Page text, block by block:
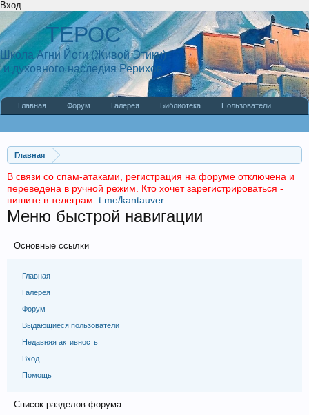
Вход
Главная
В связи со спам-атаками, регистрация на форуме отключена и
переведена в ручной режим. Кто хочет зарегистрироваться -
пишите в телеграм: t.me/kantauver
Меню быстрой навигации
Основные ссылки
Главная
Галерея
Форум
Выдающиеся пользователи
Недавняя активность
Вход
Помощь
Список разделов форума
ТЕРОС
Школа Агни Йоги (Живой Этики)
и духовного наследия Рерихов
Главная Форум Галерея Библиотека Пользователи